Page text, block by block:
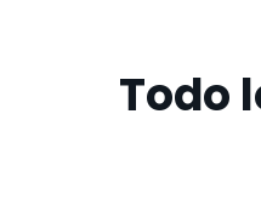
Todo